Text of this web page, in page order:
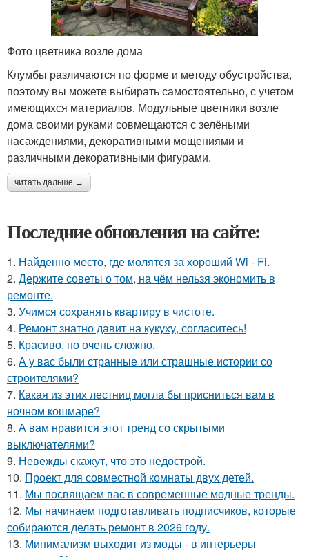
Фото цветника возле дома
Клумбы различаются по форме и методу обустройства,
поэтому вы можете выбирать самостоятельно, с учетом
имеющихся материалов. Модульные цветники возле
дома своими руками совмещаются с зелёными
насаждениями, декоративными мощениями и
различными декоративными фигурами.
читать дальше →
Последние обновления на сайте:
1. Найденно место, где молятся за хороший Wi - Fi.
2. Держите советы о том, на чём нельзя экономить в
ремонте.
3. Учимся сохранять квартиру в чистоте.
4. Ремонт знатно давит на кукуху, согласитесь!
5. Красиво, но очень сложно.
6. А у вас были странные или страшные истории со
строителями?
7. Какая из этих лестниц могла бы присниться вам в
ночном кошмаре?
8. А вам нравится этот тренд со скрытыми
выключателями?
9. Невежды скажут, что это недострой.
10. Проект для совместной комнаты двух детей.
11. Мы посвящаем вас в современные модные тренды.
12. Мы начинаем подготавливать подписчиков, которые
собираются делать ремонт в 2026 году.
13. Минимализм выходит из моды - в интерьеры